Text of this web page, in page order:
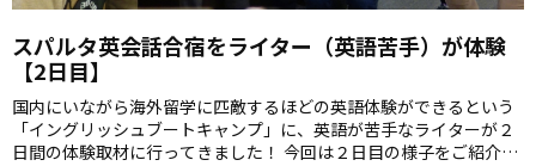
スパルタ英会話合宿をライター（英語苦手）が体験
【2日目】
国内にいながら海外留学に匹敵するほどの英語体験ができるという
「イングリッシュブートキャンプ」に、英語が苦手なライターが２
日間の体験取材に行ってきました！ 今回は２日目の様子をご紹介し